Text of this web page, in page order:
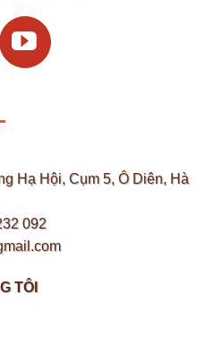
Hạ Hội, Cụm 5, Ô Diên, Hà
092
TÔI